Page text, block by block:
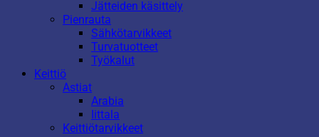
Jätteiden käsittely
Pienrauta
Sähkötarvikkeet
Turvatuotteet
Työkalut
Keittiö
Astiat
Arabia
Iittala
Keittiötarvikkeet